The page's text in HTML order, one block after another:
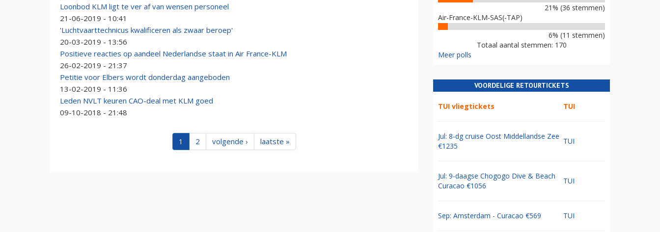
Loonbod KLM ligt te ver af van wensen personeel
21-06-2019 - 10:41
'Luchtvaarttechnicus kwalificeren als zwaar beroep'
20-03-2019 - 13:56
Positieve reacties op aandeel Nederlandse staat in Air France-KLM
26-02-2019 - 21:37
Petitie voor Elbers wordt donderdag aangeboden
13-02-2019 - 11:36
Leden NVLT keuren CAO-deal met KLM goed
09-10-2018 - 21:48
1 2 volgende › laatste »
21% (36 stemmen)
Air-France-KLM-SAS(-TAP)
6% (11 stemmen)
Totaal aantal stemmen: 170
Meer polls
VOORDELIGE RETOURTICKETS
TUI vliegtickets TUI
Jul: 8-dg cruise Oost Middellandse Zee
€1235
TUI
Jul: 9-daagse Chogogo Dive & Beach
Curacao €1056
TUI
Sep: Amsterdam - Curacao €569 TUI